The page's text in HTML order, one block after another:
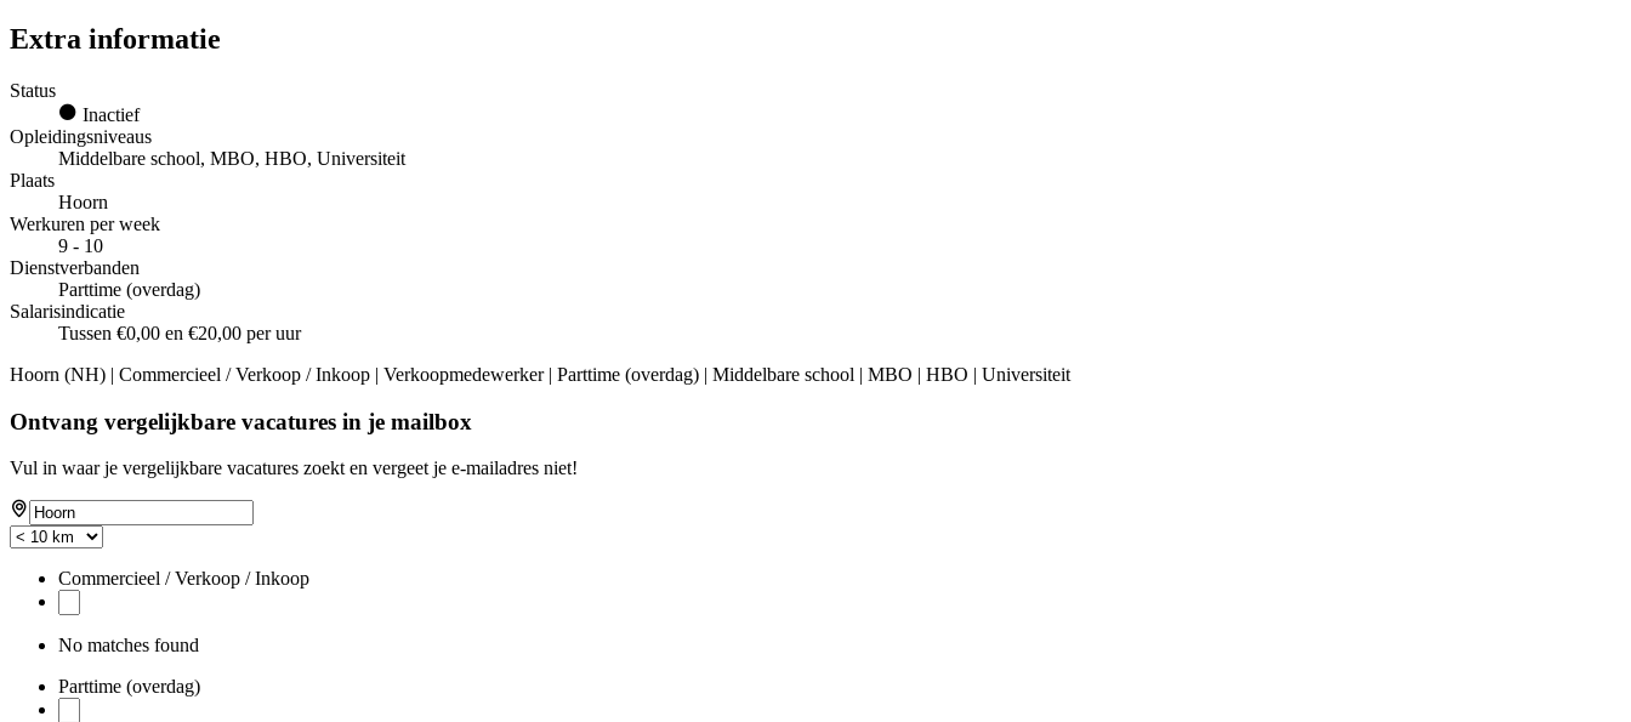
Extra informatie
Status
Inactief
Opleidingsniveaus
Middelbare school, MBO, HBO, Universiteit
Plaats
Hoorn
Werkuren per week
9 - 10
Dienstverbanden
Parttime (overdag)
Salarisindicatie
Tussen €0,00 en €20,00 per uur
Hoorn (NH) | Commercieel / Verkoop / Inkoop | Verkoopmedewerker | Parttime (overdag) | Middelbare school | MBO | HBO | Universiteit
Ontvang vergelijkbare vacatures in je mailbox
Vul in waar je vergelijkbare vacatures zoekt en vergeet je e-mailadres niet!
Commercieel / Verkoop / Inkoop
No matches found
Parttime (overdag)